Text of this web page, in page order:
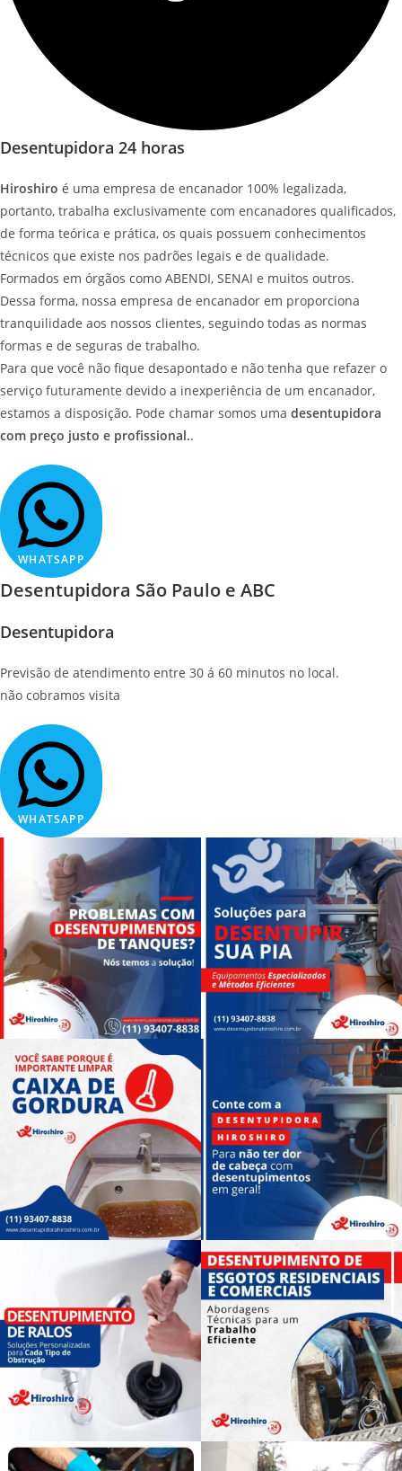
Desentupidora 24 horas
Hiroshiro é uma empresa de encanador 100% legalizada,
portanto, trabalha exclusivamente com encanadores qualificados,
de forma teórica e prática, os quais possuem conhecimentos
técnicos que existe nos padrões legais e de qualidade.
Formados em órgãos como ABENDI, SENAI e muitos outros.
Dessa forma, nossa empresa de encanador em proporciona
tranquilidade aos nossos clientes, seguindo todas as normas
formas e de seguras de trabalho.
Para que você não fique desapontado e não tenha que refazer o
serviço futuramente devido a inexperiência de um encanador,
estamos a disposição. Pode chamar somos umadesentupidora
com preço justo e profissional..
WHATSAPP
Desentupidora São Paulo e ABC
Desentupidora
Previsão de atendimento entre 30 á 60 minutos no local.
não cobramos visita
WHATSAPP